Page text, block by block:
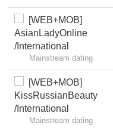
[WEB+MOB]
AsianLadyOnline
/International
Mainstream dating
[WEB+MOB]
KissRussianBeauty
/International
Mainstream dating